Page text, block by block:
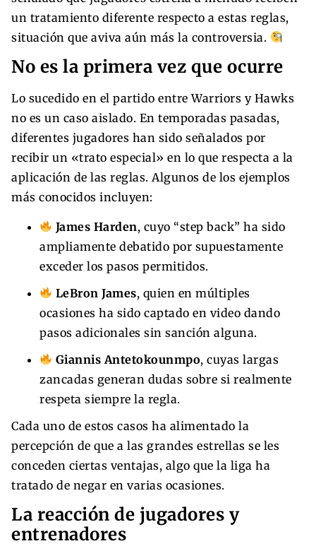
un tratamiento diferente respecto a estas reglas,
situación que aviva aún más la controversia.
No es la primera vez que ocurre
Lo sucedido en el partido entre Warriors y Hawks
no es un caso aislado. En temporadas pasadas,
diferentes jugadores han sido señalados por
recibir un «trato especial» en lo que respecta a la
aplicación de las reglas. Algunos de los ejemplos
más conocidos incluyen:
James Harden, cuyo “step back” ha sido
ampliamente debatido por supuestamente
exceder los pasos permitidos.
LeBron James, quien en múltiples
ocasiones ha sido captado en video dando
pasos adicionales sin sanción alguna.
Giannis Antetokounmpo, cuyas largas
zancadas generan dudas sobre si realmente
respeta siempre la regla.
Cada uno de estos casos ha alimentado la
percepción de que a las grandes estrellas se les
conceden ciertas ventajas, algo que la liga ha
tratado de negar en varias ocasiones.
La reacción de jugadores y
entrenadores